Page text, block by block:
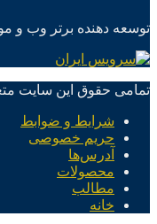
توسعه دهنده برتر وب و
تمامی حقوق این سایت
شرایط و ضوابط
حریم خصوصی
آدرس‌ها
محصولات
مطالب
خانه